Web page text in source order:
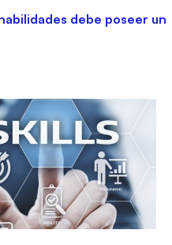
debe poseer un